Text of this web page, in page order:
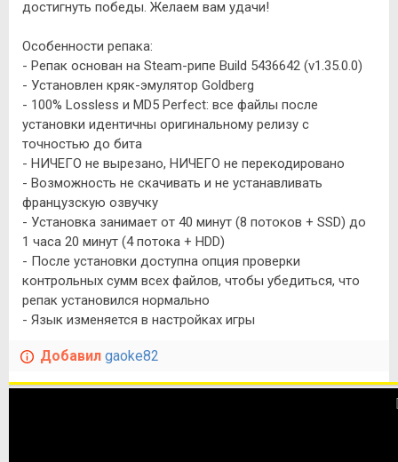
достигнуть победы. Желаем вам удачи!
Особенности репака:
- Репак основан на Steam-рипе Build 5436642 (v1.35.0.0)
- Установлен кряк-эмулятор Goldberg
- 100% Lossless и MD5 Perfect: все файлы после
установки идентичны оригинальному релизу с
точностью до бита
- НИЧЕГО не вырезано, НИЧЕГО не перекодировано
- Возможность не скачивать и не устанавливать
французскую озвучку
- Установка занимает от 40 минут (8 потоков + SSD) до
1 часа 20 минут (4 потока + HDD)
- После установки доступна опция проверки
контрольных сумм всех файлов, чтобы убедиться, что
репак установился нормально
- Язык изменяется в настройках игры
Добавил gaoke82